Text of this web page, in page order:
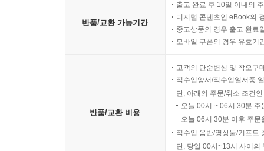
반품/교환 가능기간
출고 완료 후 10일 이내의
디지털 콘텐츠인 eBook의
중고상품의 경우 출고 완료
모바일 쿠폰의 경우 유효기
반품/교환 비용
고객의 단순변심 및 착오구
직수입양서/직수입일서중
단, 아래의 주문/취소 조건
오늘 00시 ~ 06시 30분
오늘 06시 30분 이후 주
직수입 음반/영상물/기프트
단, 당일 00시~13시 사이의